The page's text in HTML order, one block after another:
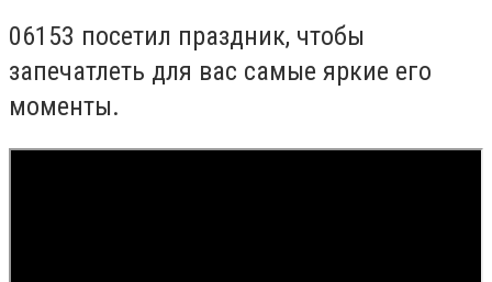
06153 посетил праздник, чтобы
запечатлеть для вас самые яркие его
моменты.